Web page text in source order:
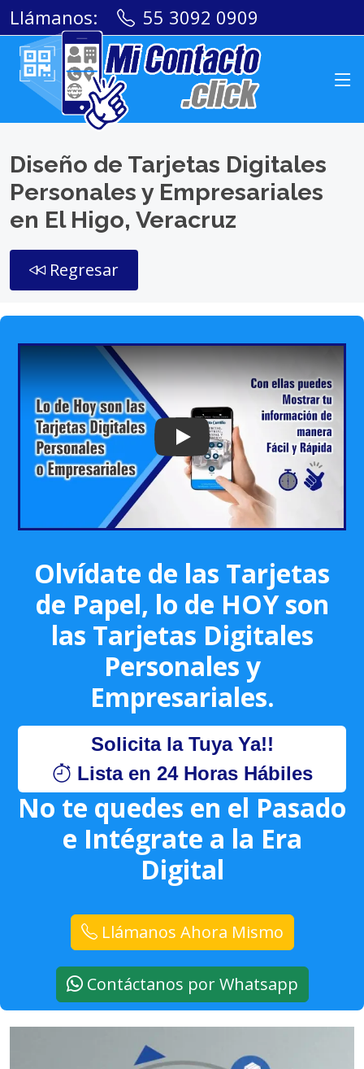
Llámanos: 55 3092 0909
Diseño de Tarjetas Digitales
Personales y Empresariales
en El Higo, Veracruz
Regresar
Play: Keynote (Google I/O '18)
Olvídate de las Tarjetas
de Papel, lo de HOY son
las Tarjetas Digitales
Personales y
Empresariales.
Solicita la Tuya Ya!!
Lista en 24 Horas Hábiles
No te quedes en el Pasado
e Intégrate a la Era
Digital
Llámanos Ahora Mismo
Contáctanos por Whatsapp